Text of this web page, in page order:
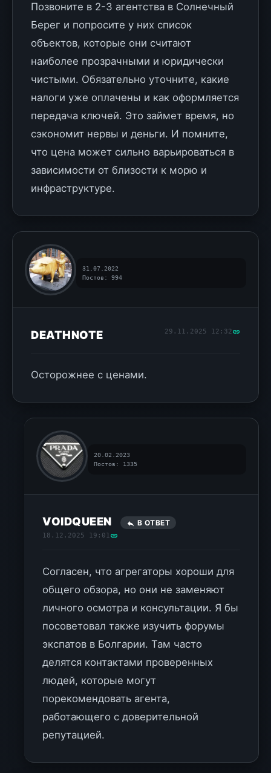
Позвоните в 2-3 агентства в Солнечный
Берег и попросите у них список
объектов, которые они считают
наиболее прозрачными и юридически
чистыми. Обязательно уточните, какие
налоги уже оплачены и как оформляется
передача ключей. Это займет время, но
сэкономит нервы и деньги. И помните,
что цена может сильно варьироваться в
зависимости от близости к морю и
инфраструктуре.
31.07.2022
Постов: 994
DEATHNOTE 29.11.2025 12:32
Осторожнее с ценами.
20.02.2023
Постов: 1335
VOIDQUEEN В ОТВЕТ
18.12.2025 19:01
Согласен, что агрегаторы хороши для
общего обзора, но они не заменяют
личного осмотра и консультации. Я бы
посоветовал также изучить форумы
экспатов в Болгарии. Там часто
делятся контактами проверенных
людей, которые могут
порекомендовать агента,
работающего с доверительной
репутацией.